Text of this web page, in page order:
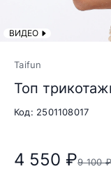
ВИДЕО
Taifun
Топ
Код: 2501108017
4 550 ₽9 100 ₽